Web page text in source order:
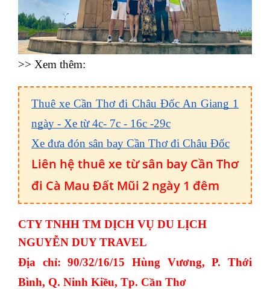
>> Xem thêm:
Thuê xe Cần Thơ đi Châu Đốc An Giang 1
ngày - Xe từ 4c- 7c - 16c -29c
Xe đưa đón sân bay Cần Thơ đi Châu Đốc
Liên hệ thuê xe từ sân bay Cần Thơ
đi Cà Mau Đất Mũi 2 ngày 1 đêm
CTY TNHH TM DỊCH VỤ DU LỊCH
NGUYỄN DUY TRAVEL
Địa chỉ: 90/32/16/15 Hùng Vương, P. Thới
Bình, Q. Ninh Kiều, Tp. Cần Thơ